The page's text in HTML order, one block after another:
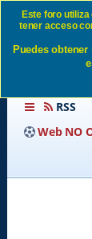
RSS
Web NO
Este foro
tener acceso
Puedes